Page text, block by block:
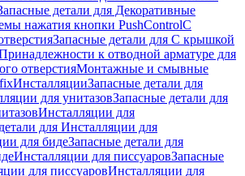
детали для Декоративные
нажатия кнопки PushControlС
Запасные детали для С крышкой
к отводной арматуре для
отверстияМонтажные и смывные
ИнсталляцииЗапасные детали для
для унитазовЗапасные детали для
Инсталляции для
для Инсталляции для
для бидеЗапасные детали для
Инсталляции для писсуаровЗапасные
для писсуаровИнсталляции для